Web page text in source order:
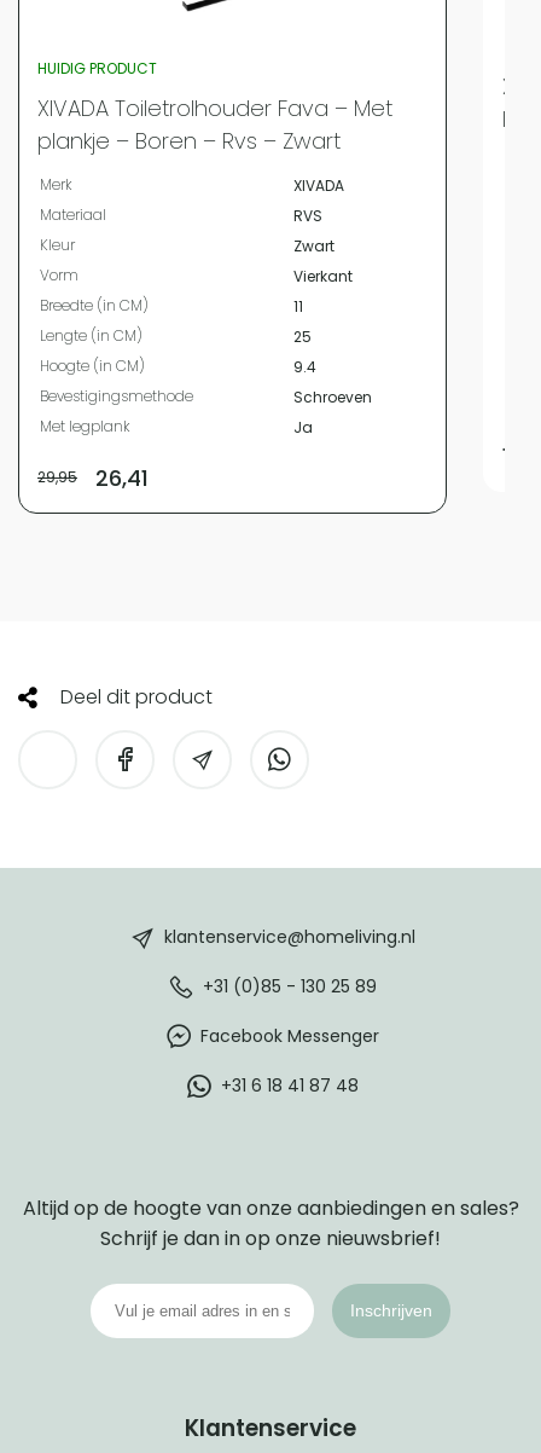
HUIDIG PRODUCT
XIVADA Toiletrolhouder Fava – Met
plankje – Boren – Rvs – Zwart
Merk
XIVADA
Materiaal
RVS
Kleur
Zwart
Vorm
Vierkant
Breedte (in CM)
11
Lengte (in CM)
25
Hoogte (in CM)
9.4
Bevestigingsmethode
Schroeven
Met legplank
Ja
29,95 26,41
Deel dit product
klantenservice@homeliving.nl
+31 (0)85 - 130 25 89
Facebook Messenger
+31 6 18 41 87 48
Altijd op de hoogte van onze aanbiedingen en sales?
Schrijf je dan in op onze nieuwsbrief!
Inschrijven
Klantenservice